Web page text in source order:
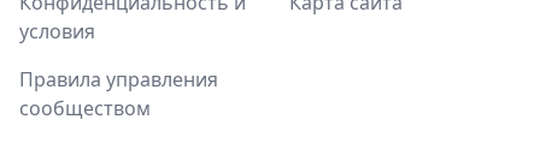
условия
Правила управления
сообществом